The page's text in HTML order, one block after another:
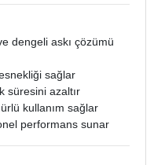
dengeli askı çözümü
sağlar
süresini azaltır
kullanım sağlar
performans sunar